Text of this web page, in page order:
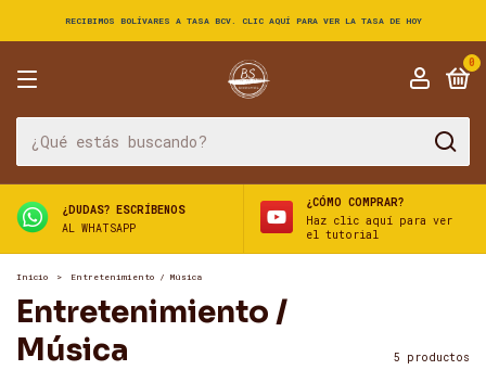
RECIBIMOS BOLÍVARES A TASA BCV. CLIC AQUÍ PARA VER LA TASA DE HOY
0
¿DUDAS? ESCRÍBENOS
AL WHATSAPP
¿CÓMO COMPRAR?
Haz clic aquí para ver
el tutorial
Inicio > Entretenimiento / Música
Entretenimiento /
Música
5 productos